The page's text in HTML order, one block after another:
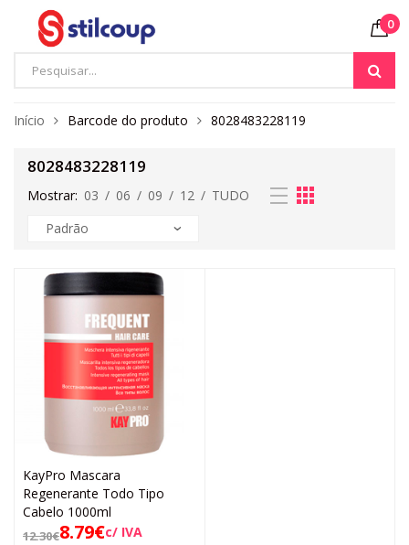
0
Início Barcode do produto 8028483228119
8028483228119
Mostrar: 03 / 06 / 09 / 12 / TUDO
KayPro Mascara
Regenerante Todo Tipo
Cabelo 1000ml
12.30€8.79€c/ IVA